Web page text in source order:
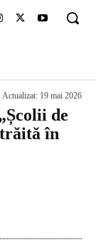
Actualizat: 19 mai 2026
de
în